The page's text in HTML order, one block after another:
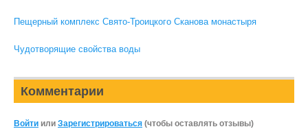
Пещерный комплекс Свято-Троицкого Сканова монастыря
Чудотворящие свойства воды
Комментарии
Войти или Зарегистрироваться (чтобы оставлять отзывы)